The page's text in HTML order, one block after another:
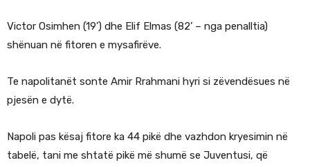
Victor Osimhen (19’) dhe Elif Elmas (82’ – nga penalltia)
shënuan në fitoren e mysafirëve.
Te napolitanët sonte Amir Rrahmani hyri si zëvendësues në
pjesën e dytë.
Napoli pas kësaj fitore ka 44 pikë dhe vazhdon kryesimin në
tabelë, tani me shtatë pikë më shumë se Juventusi, që